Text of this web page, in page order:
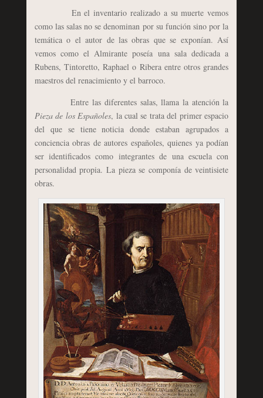
En el inventario realizado a su muerte vemos
como las salas no se denominan por su función sino por la
temática o el autor de las obras que se exponían. Así
vemos como el Almirante poseía una sala dedicada a
Rubens, Tintoretto, Raphael o Ribera entre otros grandes
maestros del renacimiento y el barroco.
Entre las diferentes salas, llama la atención la
Pieza de los Españoles, la cual se trata del primer espacio
del que se tiene noticia donde estaban agrupados a
conciencia obras de autores españoles, quienes ya podían
ser identificados como integrantes de una escuela con
personalidad propia. La pieza se componía de veintisiete
obras.